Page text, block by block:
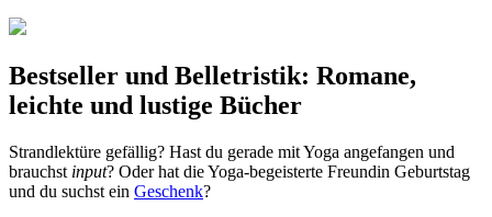
Bestseller und Belletristik: Romane,
leichte und lustige Bücher
Strandlektüre gefällig? Hast du gerade mit Yoga angefangen und
brauchst input? Oder hat die Yoga-begeisterte Freundin Geburtstag
und du suchst ein Geschenk?